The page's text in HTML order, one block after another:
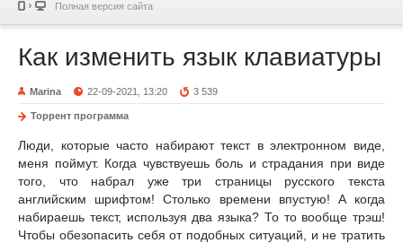
Полная версия сайта
Как изменить язык клавиатуры
Marina 22-09-2021, 13:20 3 539
Торрент программа
Люди, которые часто набирают текст в электронном виде,
меня поймут. Когда чувствуешь боль и страдания при виде
того, что набрал уже три страницы русского текста
английским шрифтом! Столько времени впустую! А когда
набираешь текст, используя два языка? То то вообще трэш!
Чтобы обезопасить себя от подобных ситуаций, и не тратить